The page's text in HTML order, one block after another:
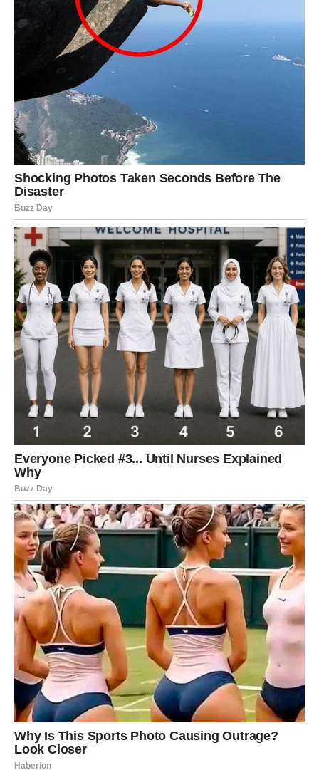
Ne dodajte vodu tokom pripreme – korišćenje celog
ploda obezbeđuje bogatiji ukus i očuvanje prirodnih
aroma.
Šećer je u ovoj meri dovoljno prisutan da sačuva
džem, ali ne preterano – što ga čini pogodnim za
svakodnevnu upotrebu i zdravije varijante slatkiša.
Od navedene količine sastojaka dobićete
dve velike
tegle (po 750 ml)
degustaciju dok se ostatak hladi.
Ovaj domaći džem od naranče je prava poslastica za
ljubitelje prirodnog, voćnog ukusa. Bez konzervansa, bez
dodatne vode i sa punim, autentičnim ukusom, biće
savršen dodatak vašim palačinkama, keksima, tortama, a
odličan je i kao poklon za prijatelje. Ako ga probate
jednom – sigurno ćete ga praviti više puta a ako imate
neki Vaš recept koji želite podeliti sa nama čekamo Vas!
PREUZMITE BESPLATNO!
⋆ KNJIGA SA RECEPTIMA ⋆
knjigu s receptima! Uživaj u jednostavnim
i ukusnim jelima koja će osvojiti tvoje
najdraže.
Jednim klikom preuzmi knjigu s najboljim
receptima!